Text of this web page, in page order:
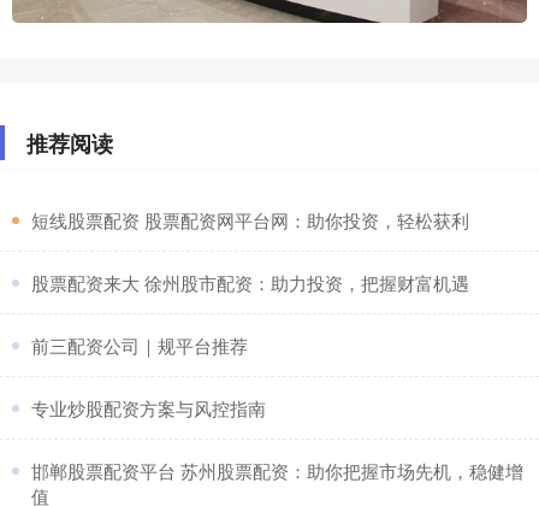
推荐阅读
​短线股票配资 股票配资网平台网：助你投资，轻松获利
​股票配资来大 徐州股市配资：助力投资，把握财富机遇
​前三配资公司｜规平台推荐
​专业炒股配资方案与风控指南
​邯郸股票配资平台 苏州股票配资：助你把握市场先机，稳健增
值